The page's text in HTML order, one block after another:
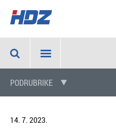
PODRUBRIKE
14. 7. 2023.